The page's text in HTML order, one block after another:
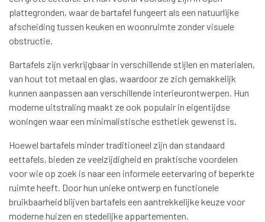
plattegronden, waar de bartafel fungeert als een natuurlijke
afscheiding tussen keuken en woonruimte zonder visuele
obstructie.
Bartafels zijn verkrijgbaar in verschillende stijlen en materialen,
van hout tot metaal en glas, waardoor ze zich gemakkelijk
kunnen aanpassen aan verschillende interieurontwerpen. Hun
moderne uitstraling maakt ze ook populair in eigentijdse
woningen waar een minimalistische esthetiek gewenst is.
Hoewel bartafels minder traditioneel zijn dan standaard
eettafels, bieden ze veelzijdigheid en praktische voordelen
voor wie op zoek is naar een informele eetervaring of beperkte
ruimte heeft. Door hun unieke ontwerp en functionele
bruikbaarheid blijven bartafels een aantrekkelijke keuze voor
moderne huizen en stedelijke appartementen.